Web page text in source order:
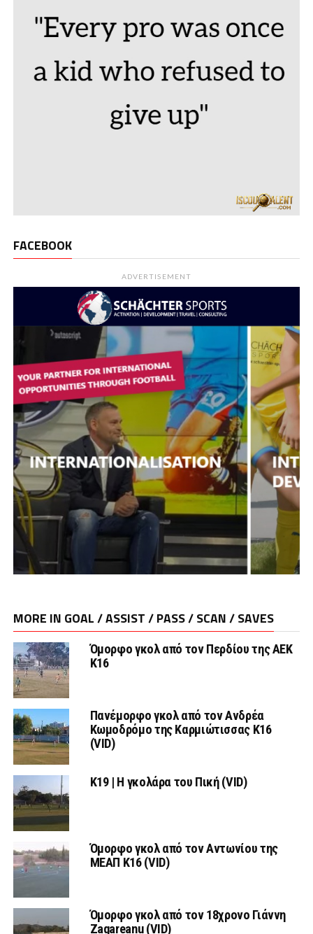
FACEBOOK
ADVERTISEMENT
MORE IN GOAL / ASSIST / PASS / SCAN / SAVES
Όμορφο γκολ από τον Περδίου της ΑΕΚ
Κ16
Πανέμορφο γκολ από τον Ανδρέα
Κωμοδρόμο της Καρμιώτισσας Κ16
(VID)
Κ19 | Η γκολάρα του Πική (VID)
Όμορφο γκολ από τον Αντωνίου της
ΜΕΑΠ Κ16 (VID)
Όμορφο γκολ από τον 18χρονο Γιάννη
Zagareanu (VID)